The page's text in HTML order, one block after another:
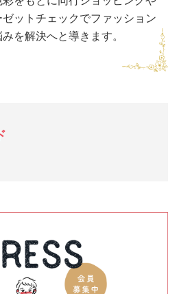
ゼットチェックでファッション
を解決へと導きます。